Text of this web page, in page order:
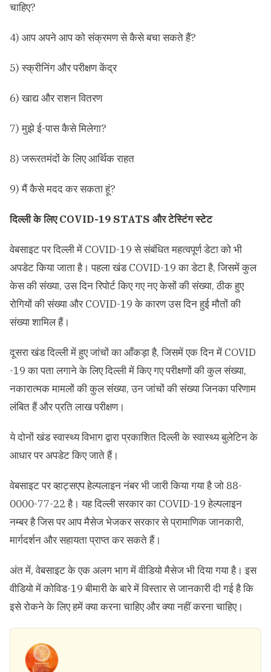
चाहिए?
4) आप अपने आप को संक्रमण से कैसे बचा सकते हैं?
5) स्क्रीनिंग और परीक्षण केंद्र
6) खाद्य और राशन वितरण
7) मुझे ई-पास कैसे मिलेगा?
8) जरूरतमंदों के लिए आर्थिक राहत
9) मैं कैसे मदद कर सकता हूं?
दिल्ली के लिए COVID-19 STATS और टेस्टिंग स्टेट
वेबसाइट पर दिल्ली में COVID-19 से संबंधित महत्वपूर्ण डेटा को भी
अपडेट किया जाता है। पहला खंड COVID-19 का डेटा है, जिसमें कुल
केस की संख्या, उस दिन रिपोर्ट किए गए नए केसों की संख्या, ठीक हुए
रोगियों की संख्या और COVID-19 के कारण उस दिन हुई मौतों की
संख्या शामिल हैं।
दूसरा खंड दिल्ली में हुए जांचों का आँकड़ा है, जिसमें एक दिन में COVID
-19 का पता लगाने के लिए दिल्ली में किए गए परीक्षणों की कुल संख्या,
नकारात्मक मामलों की कुल संख्या, उन जांचों की संख्या जिनका परिणाम
लंबित हैं और प्रति लाख परीक्षण।
ये दोनों खंड स्वास्थ्य विभाग द्वारा प्रकाशित दिल्ली के स्वास्थ्य बुलेटिन के
आधार पर अपडेट किए जाते हैं।
वेबसाइट पर व्हाट्सएप हेल्पलाइन नंबर भी जारी किया गया है जो 88-
0000-77-22 है। यह दिल्ली सरकार का COVID-19 हेल्पलाइन
नम्बर है जिस पर आप मैसेज भेजकर सरकार से प्रामाणिक जानकारी,
मार्गदर्शन और सहायता प्राप्त कर सकते हैं।
अंत में, वेबसाइट के एक अलग भाग में वीडियो मैसेज भी दिया गया है। इस
वीडियो में कोविड-19 बीमारी के बारे में विस्तार से जानकारी दी गई है कि
इसे रोकने के लिए हमें क्या करना चाहिए और क्या नहीं करना चाहिए।